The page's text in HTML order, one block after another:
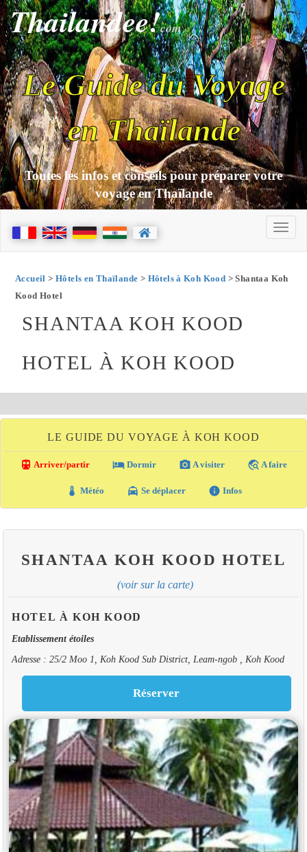
Thailandee!com
Le Guide du Voyage
en Thaïlande
Toutes les infos et conseils pour préparer votre
voyage en Thaïlande
Accueil > Hôtels en Thaïlande > Hôtels à Koh Kood > Shantaa Koh
Kood Hotel
SHANTAA KOH KOOD
HOTEL À KOH KOOD
LE GUIDE DU VOYAGE À KOH KOOD
directions_transit Arriver/partir local_hotel Dormir photo_camera A visiter travel_explore A faire
thermostat Météo local_taxi Se déplacer info Infos
SHANTAA KOH KOOD HOTEL
(voir sur la carte)
HOTEL À KOH KOOD
Etablissement étoiles
Adresse : 25/2 Moo 1, Koh Kood Sub District, Leam-ngob , Koh Kood